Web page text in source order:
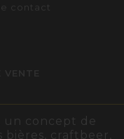
contact
un concept de
bières, craftbeer,